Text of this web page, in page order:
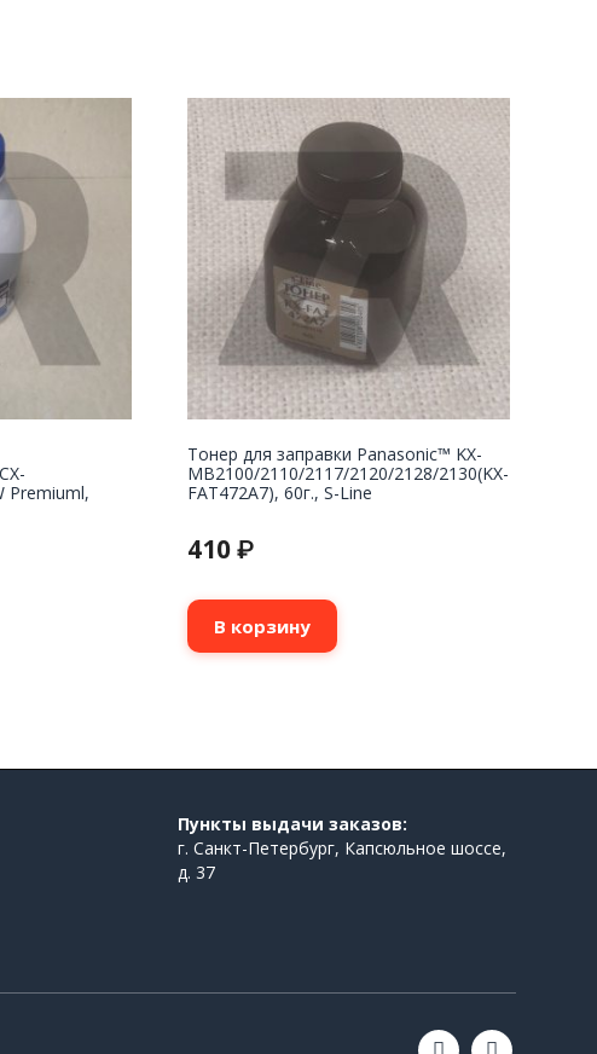
Premiuml,
Тонер для заправки Panasonic™ KX-
MB2100/2110/2117/2120/2128/2130(KX-
FAT472A7), 60г., S-Line
410₽
В корзину
Пункты выдачи заказов:
г. Санкт-Петербург, Капсюльное шоссе,
д. 37